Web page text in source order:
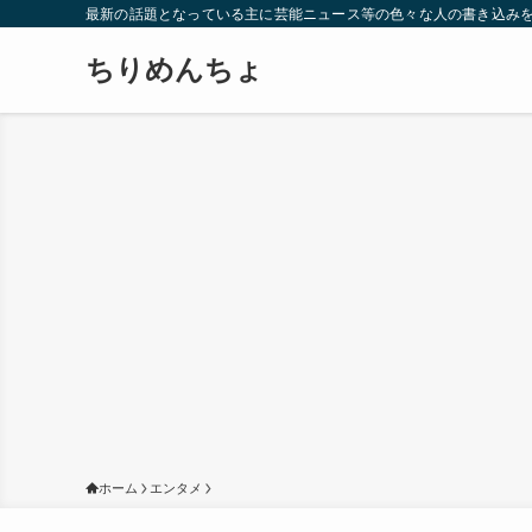
最新の話題となっている主に芸能ニュース等の色々な人の書き込
ちりめんちょ
ホーム エンタメ